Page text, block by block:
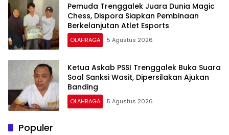
Pemuda Trenggalek Juara Dunia Magic
Chess, Dispora Siapkan Pembinaan
Berkelanjutan Atlet Esports
OLAHRAGA 5 Agustus 2026
Ketua Askab PSSI Trenggalek Buka Suara
Soal Sanksi Wasit, Dipersilakan Ajukan
Banding
OLAHRAGA 5 Agustus 2026
Populer